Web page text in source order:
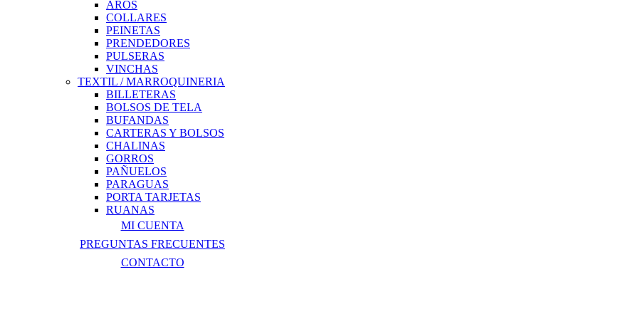
AROS
COLLARES
PEINETAS
PRENDEDORES
PULSERAS
VINCHAS
TEXTIL / MARROQUINERIA
BILLETERAS
BOLSOS DE TELA
BUFANDAS
CARTERAS Y BOLSOS
CHALINAS
GORROS
PAÑUELOS
PARAGUAS
PORTA TARJETAS
RUANAS
MI CUENTA
PREGUNTAS FRECUENTES
CONTACTO